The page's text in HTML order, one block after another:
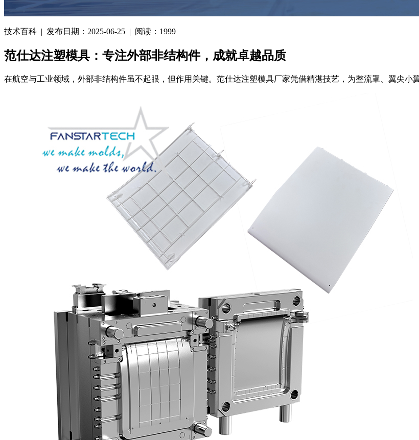
技术百科 | 发布日期：2025-06-25 | 阅读：1999
范仕达注塑模具：专注外部非结构件，成就卓越品质
在航空与工业领域，外部非结构件虽不起眼，但作用关键。范仕达注塑模具厂家凭借精湛技艺，为整流罩、翼尖小